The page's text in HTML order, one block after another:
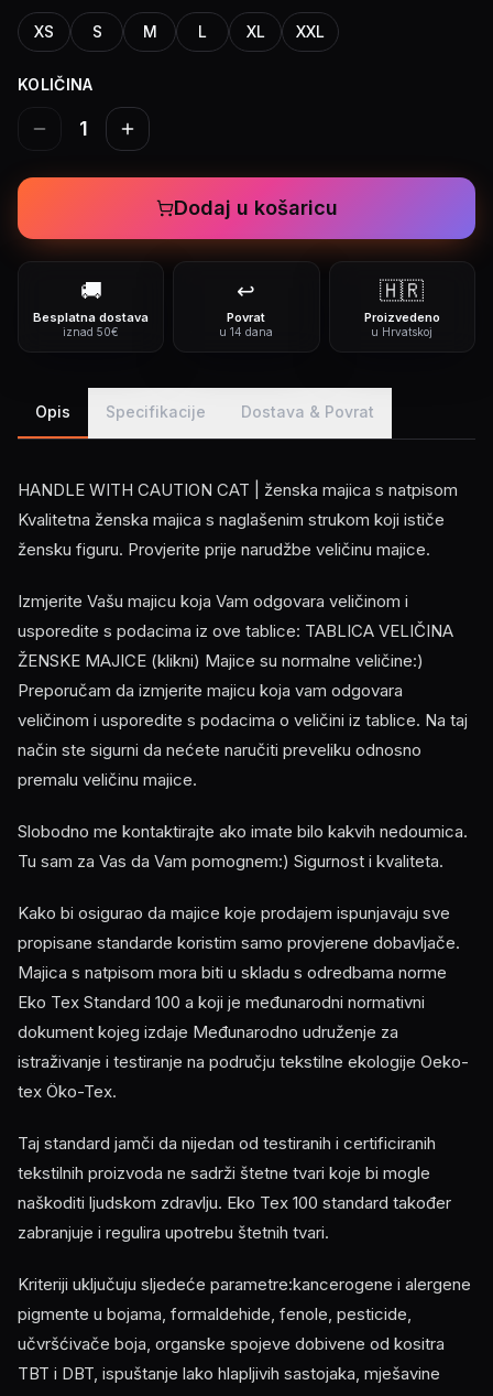
XS S M L XL XXL
KOLIČINA
1
Dodaj u košaricu
🚚
Besplatna dostava
iznad 50€
↩️
Povrat
u 14 dana
🇭🇷
Proizvedeno
u Hrvatskoj
Opis Specifikacije Dostava & Povrat
HANDLE WITH CAUTION CAT | ženska majica s natpisom
Kvalitetna ženska majica s naglašenim strukom koji ističe
žensku figuru. Provjerite prije narudžbe veličinu majice.
Izmjerite Vašu majicu koja Vam odgovara veličinom i
usporedite s podacima iz ove tablice: TABLICA VELIČINA
ŽENSKE MAJICE (klikni) Majice su normalne veličine:)
Preporučam da izmjerite majicu koja vam odgovara
veličinom i usporedite s podacima o veličini iz tablice. Na taj
način ste sigurni da nećete naručiti preveliku odnosno
premalu veličinu majice.
Slobodno me kontaktirajte ako imate bilo kakvih nedoumica.
Tu sam za Vas da Vam pomognem:) Sigurnost i kvaliteta.
Kako bi osigurao da majice koje prodajem ispunjavaju sve
propisane standarde koristim samo provjerene dobavljače.
Majica s natpisom mora biti u skladu s odredbama norme
Eko Tex Standard 100 a koji je međunarodni normativni
dokument kojeg izdaje Međunarodno udruženje za
istraživanje i testiranje na području tekstilne ekologije Oeko-
tex Öko-Tex.
Taj standard jamči da nijedan od testiranih i certificiranih
tekstilnih proizvoda ne sadrži štetne tvari koje bi mogle
naškoditi ljudskom zdravlju. Eko Tex 100 standard također
zabranjuje i regulira upotrebu štetnih tvari.
Kriteriji uključuju sljedeće parametre:kancerogene i alergene
pigmente u bojama, formaldehide, fenole, pesticide,
učvršćivače boja, organske spojeve dobivene od kositra
TBT i DBT, ispuštanje lako hlapljivih sastojaka, mješavine